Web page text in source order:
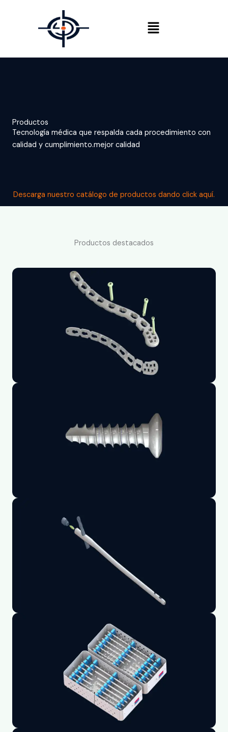
Menú
Productos
Tecnología médica que respalda cada procedimiento con
calidad y cumplimiento.mejor calidad
Descarga nuestro catálogo de productos dando click aquí.
Productos destacados